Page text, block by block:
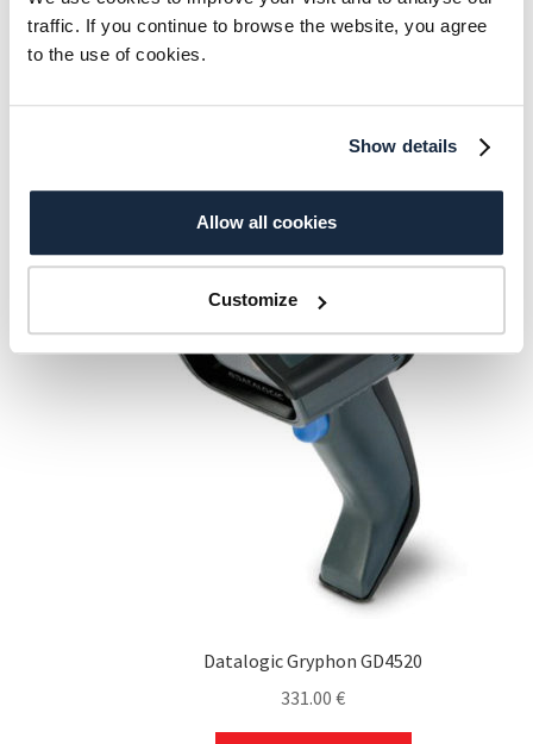
traffic. If you continue to browse the website, you agree
to the use of cookies.
Show details
Allow all cookies
Customize
QuickScan Mobile 1D QM2131
Datalogic Gryphon GD4520
331.00€